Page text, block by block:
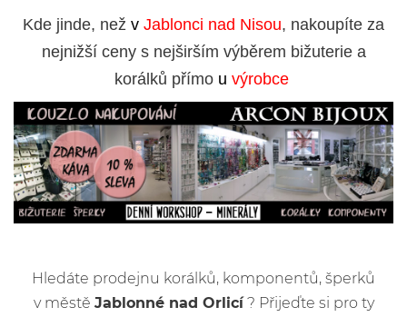
Kde jinde, než v Jablonci nad Nisou, nakoupíte za
nejnižší ceny s nejširším výběrem bižuterie a
korálků přímo u výrobce
Hledáte prodejnu korálků, komponentů, šperků
v městě Jablonné nad Orlicí? Přijeďte si pro ty